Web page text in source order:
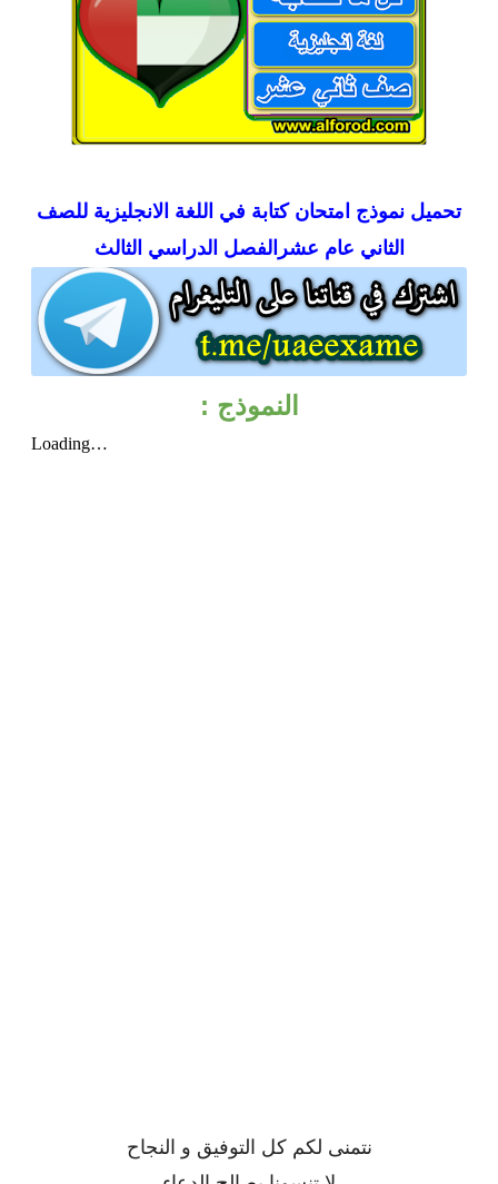
تحميل نموذج امتحان كتابة في اللغة الانجليزية للصف
الثاني عام عشرالفصل الدراسي الثالث
النموذج :
نتمنى لكم كل التوفيق و النجاح